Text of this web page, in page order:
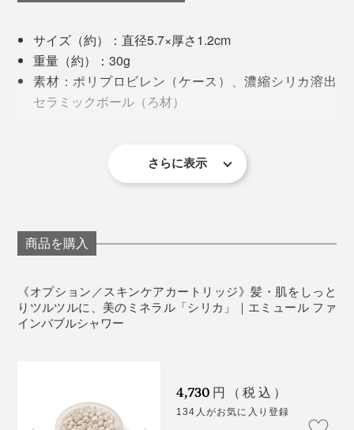
塩素除去カートリッジ（左下）、スキンケアカートリッジ（右下）、エミュール
ファインバブルシャワー本体（上）
素）は、高級化粧品の原料としても使われている美のミ
本品は、水晶石を2000℃で燃焼し、人にいい成分だけ
を抽出した水溶性のシリカ。
サイズ（約）：直径5.7×厚さ1.2cm
重量（約）：30g
素材：ポリプロビレン（ケース）、濃縮シリカ溶出
セラミックボール（ろ材）
さらに表示
商品を購入
《オプション／スキンケアカートリッジ》髪・肌をしっと
りツルツルに、美のミネラル「シリカ」｜エミュール ファ
インバブルシャワー
4,730 円（税込）
134人がお気に入り登録